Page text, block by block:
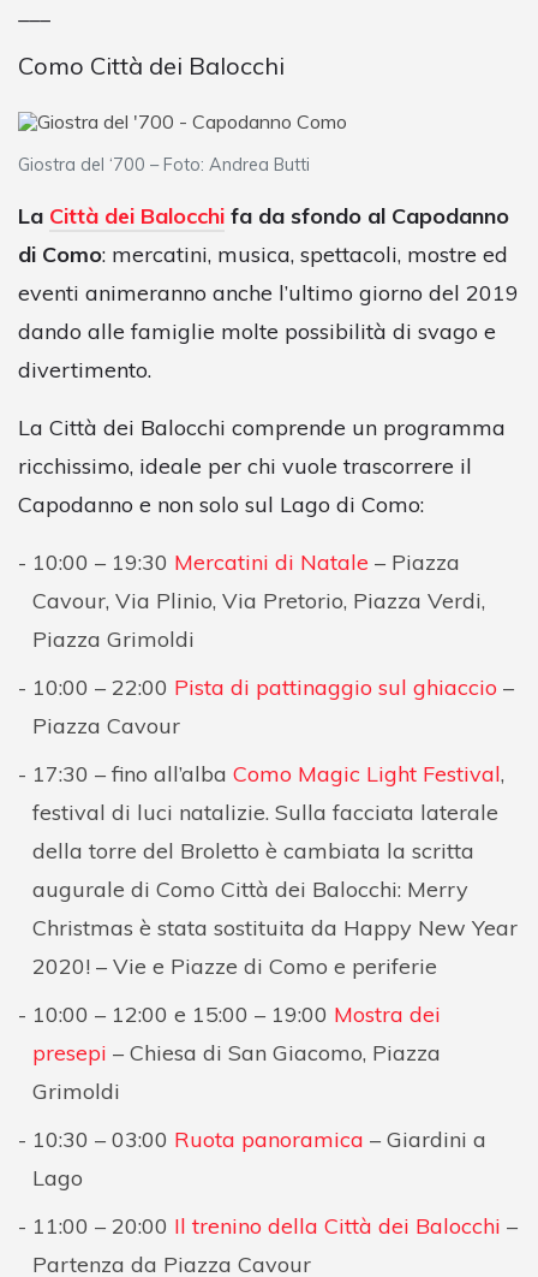
Como Città dei Balocchi
Giostra del ‘700 – Foto: Andrea Butti
La Città dei Balocchi fa da sfondo al Capodanno
di Como: mercatini, musica, spettacoli, mostre ed
eventi animeranno anche l’ultimo giorno del 2019
dando alle famiglie molte possibilità di svago e
divertimento.
La Città dei Balocchi comprende un programma
ricchissimo, ideale per chi vuole trascorrere il
Capodanno e non solo sul Lago di Como:
10:00 – 19:30 Mercatini di Natale – Piazza
Cavour, Via Plinio, Via Pretorio, Piazza Verdi,
Piazza Grimoldi
10:00 – 22:00 Pista di pattinaggio sul ghiaccio –
Piazza Cavour
17:30 – fino all’alba Como Magic Light Festival,
festival di luci natalizie. Sulla facciata laterale
della torre del Broletto è cambiata la scritta
augurale di Como Città dei Balocchi: Merry
Christmas è stata sostituita da Happy New Year
2020! – Vie e Piazze di Como e periferie
10:00 – 12:00 e 15:00 – 19:00 Mostra dei
presepi – Chiesa di San Giacomo, Piazza
Grimoldi
10:30 – 03:00 Ruota panoramica – Giardini a
Lago
11:00 – 20:00 Il trenino della Città dei Balocchi –
Partenza da Piazza Cavour